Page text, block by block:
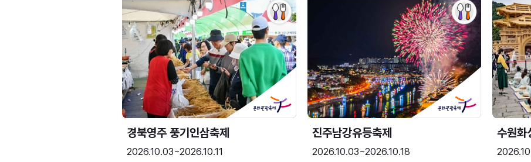
경북영주 풍기인삼축제
2026.10.03~2026.10.11
진주남강유등축제
2026.10.03~2026.10.18
수원화